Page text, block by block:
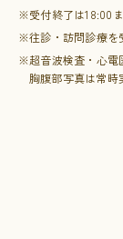
※受付終了は18:00
※往診・訪問診療を
※超音波検査・心電
胸腹部写真は常時